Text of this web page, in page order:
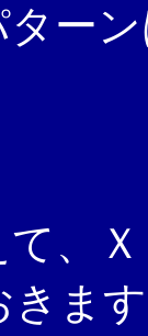
ー
、
きま